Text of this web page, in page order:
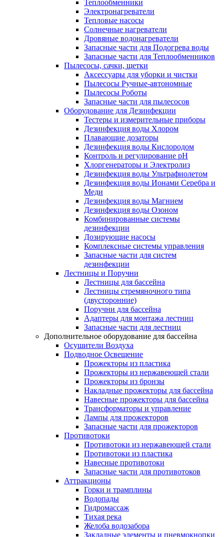
Теплообменники
Электронагреватели
Тепловые насосы
Солнечные нагреватели
Дровяные водонагреватели
Запасные части для Подогрева воды
Запасные части для Теплообменников
Пылесосы, сачки, щетки
Аксессуары для уборки и чистки
Пылесосы Ручные-автономные
Пылесосы Роботы
Запасные части для пылесосов
Оборудование для Дезинфекции
Тестеры и измерительные приборы
Дезинфекция воды Хлором
Плавающие дозаторы
Дезинфекция воды Кислородом
Контроль и регулирование рН
Хлоргенераторы и Электролиз
Дезинфекция воды Ультрафиолетом
Дезинфекция воды Ионами Серебра и
Меди
Дезинфекция воды Магнием
Дезинфекция воды Озоном
Комбинированные системы
дезинфекции
Дозирующие насосы
Комплексные системы управления
Запасные части для систем
дезинфекции
Лестницы и Поручни
Лестницы для бассейна
Лестницы стремяночного типа
(двусторонние)
Поручни для бассейна
Адаптеры для монтажа лестниц
Запасные части для лестниц
Дополнительное оборудование для бассейна
Осушители Воздуха
Подводное Освещение
Прожекторы из пластика
Прожекторы из нержавеющей стали
Прожекторы из бронзы
Накладные прожекторы для бассейна
Навесные прожекторы для бассейна
Трансформаторы и управление
Лампы для прожекторов
Запасные части для прожекторов
Противотоки
Противотоки из нержавеющей стали
Противотоки из пластика
Навесные противотоки
Запасные части для противотоков
Аттракционы
Горки и трамплины
Водопады
Гидромассаж
Тихая река
Желоба водозабора
Закладные элементы и пневмокнопки